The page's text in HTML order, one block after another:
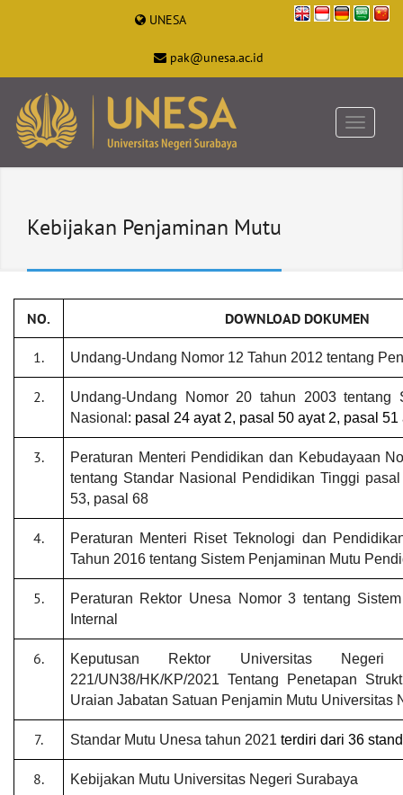
UNESA
pak@unesa.ac.id
Kebijakan Penjaminan Mutu
NO. DOWNLOAD DOKUMEN
1. Undang-Undang Nomor 12 Tahun 2012 tentang
2.
Undang-Undang Nomor 20 tahun 2003 tentang
Nasional : pasal 24 ayat 2, pasal 50 ayat 2, pasal 51
3.
Peraturan Menteri Pendidikan dan Kebudayaan
tentang Standar Nasional Pendidikan Tinggi
53, pasal 68
4.
Peraturan Menteri Riset Teknologi dan
Tahun 2016 tentang Sistem Penjaminan Mutu
5.
Peraturan Rektor Unesa Nomor 3 tentang
Internal
6.
Keputusan Rektor Universitas
221/UN38/HK/KP/2021 Tentang Penetapan
Uraian Jabatan Satuan Penjamin Mutu Universitas
7. Standar Mutu Unesa tahun 2021 terdiri dari 36
8. Kebijakan Mutu Universitas Negeri Surabaya